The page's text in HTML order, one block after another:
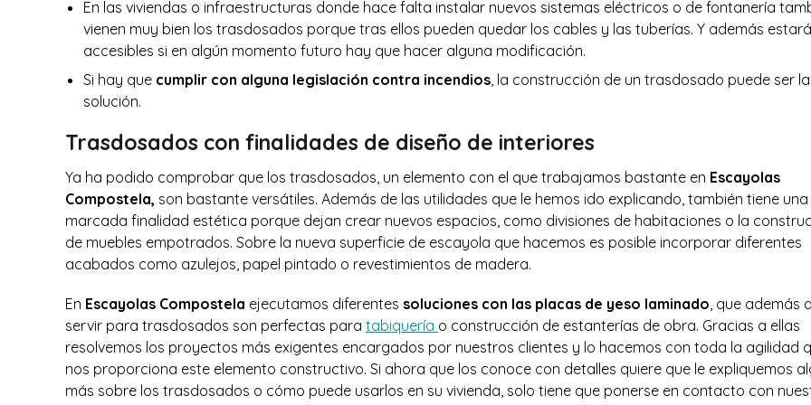
En las viviendas o infraestructuras donde hace falta instalar nuevos sistemas eléctricos o de fontanería
vienen muy bien los trasdosados porque tras ellos pueden quedar los cables y las tuberías. Y además
accesibles si en algún momento futuro hay que hacer alguna modificación.
Si hay que cumplir con alguna legislación contra incendios, la construcción de un trasdosado puede ser la
solución.
Trasdosados con finalidades de diseño de interiores
Ya ha podido comprobar que los trasdosados, un elemento con el que trabajamos bastante en Escayolas
Compostela, son bastante versátiles. Además de las utilidades que le hemos ido explicando, también tiene una
marcada finalidad estética porque dejan crear nuevos espacios, como divisiones de habitaciones o la
de muebles empotrados. Sobre la nueva superficie de escayola que hacemos es posible incorporar diferentes
acabados como azulejos, papel pintado o revestimientos de madera.
En Escayolas Compostela ejecutamos diferentes soluciones con las placas de yeso laminado , que además
servir para trasdosados son perfectas para tabiquería o construcción de estanterías de obra. Gracias a ellas
resolvemos los proyectos más exigentes encargados por nuestros clientes y lo hacemos con toda la agilidad
nos proporciona este elemento constructivo. Si ahora que los conoce con detalles quiere que le expliquemos
más sobre los trasdosados o cómo puede usarlos en su vivienda, solo tiene que ponerse en contacto con